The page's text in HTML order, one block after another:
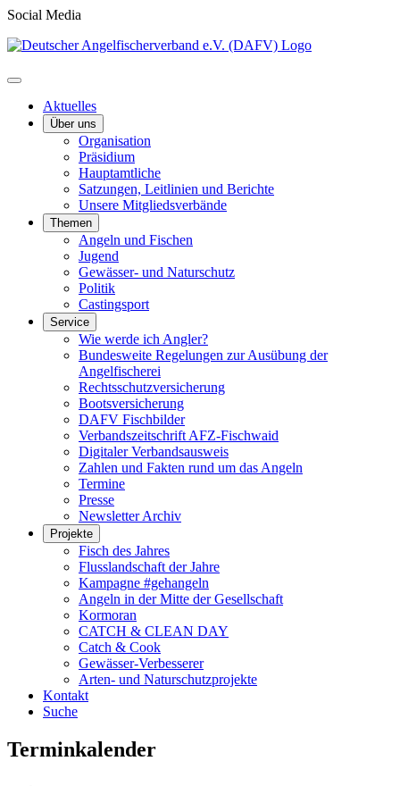
Social Media
Aktuelles
Über uns
Organisation
Präsidium
Hauptamtliche
Satzungen, Leitlinien und Berichte
Unsere Mitgliedsverbände
Themen
Angeln und Fischen
Jugend
Gewässer- und Naturschutz
Politik
Castingsport
Service
Wie werde ich Angler?
Bundesweite Regelungen zur Ausübung der
Angelfischerei
Rechtsschutzversicherung
Bootsversicherung
DAFV Fischbilder
Verbandszeitschrift AFZ-Fischwaid
Digitaler Verbandsausweis
Zahlen und Fakten rund um das Angeln
Termine
Presse
Newsletter Archiv
Projekte
Fisch des Jahres
Flusslandschaft der Jahre
Kampagne #gehangeln
Angeln in der Mitte der Gesellschaft
Kormoran
CATCH & CLEAN DAY
Catch & Cook
Gewässer-Verbesserer
Arten- und Naturschutzprojekte
Kontakt
Suche
Terminkalender